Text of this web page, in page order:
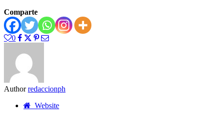
Comparte
0
Author redaccionph
Website